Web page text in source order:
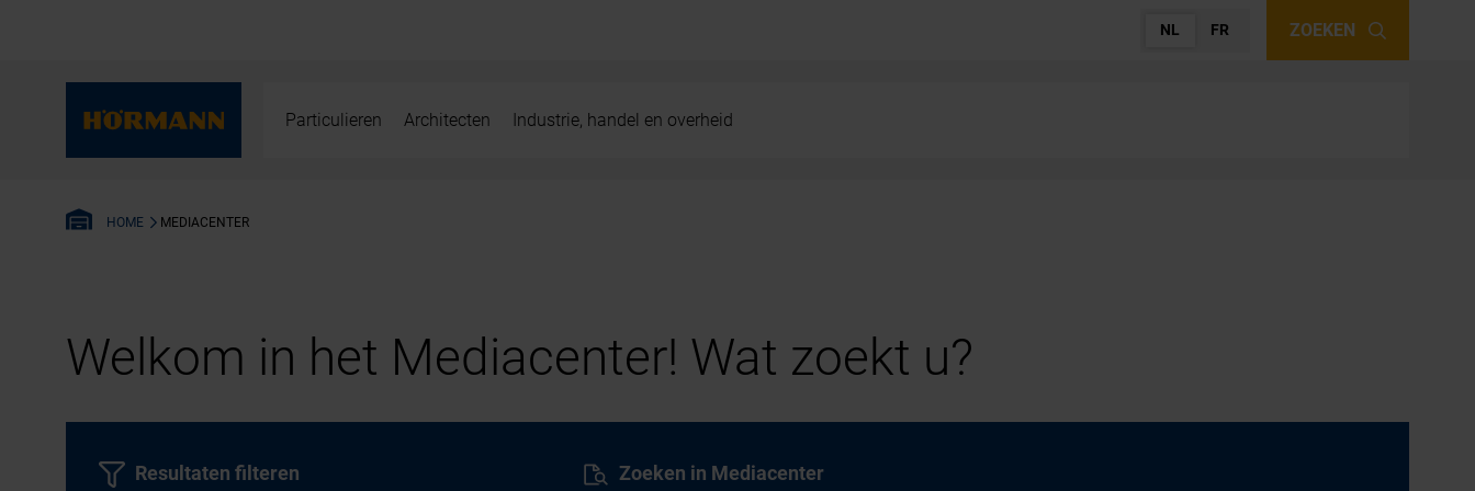
NL FR ZOEKEN
Particulieren Architecten Industrie, handel en overheid
HOME MEDIACENTER
Welkom in het Mediacenter! Wat zoekt u?
Zoeken in Mediacenter
Resultaten filteren